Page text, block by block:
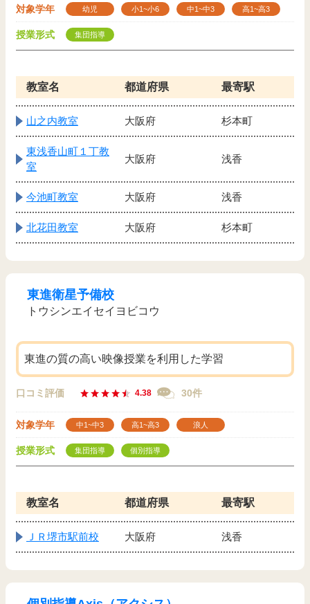
対象学年 幼児 小1~小6 中1~中3 高1~高3
授業形式 集団指導
教室名 都道府県 最寄駅
山之内教室 大阪府 杉本町
東浅香山町１丁教
室
大阪府 浅香
今池町教室 大阪府 浅香
北花田教室 大阪府 杉本町
東進衛星予備校
トウシンエイセイヨビコウ
東進の質の高い映像授業を利用した学習
口コミ評価 4.38 30件
対象学年 中1~中3 高1~高3 浪人
授業形式 集団指導 個別指導
教室名 都道府県 最寄駅
ＪＲ堺市駅前校 大阪府 浅香